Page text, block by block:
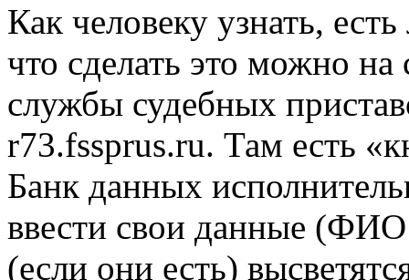
Как человеку узнать,
что сделать это можно
службы судебных
r73.fssprus.ru. Там есть
Банк данных
ввести свои данные
(если они есть)